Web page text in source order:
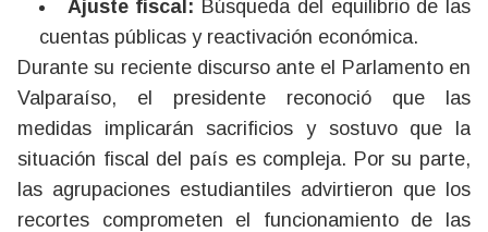
Ajuste fiscal: Búsqueda del equilibrio de las
cuentas públicas y reactivación económica.
Durante su reciente discurso ante el Parlamento en
Valparaíso, el presidente reconoció que las
medidas implicarán sacrificios y sostuvo que la
situación fiscal del país es compleja. Por su parte,
las agrupaciones estudiantiles advirtieron que los
recortes comprometen el funcionamiento de las